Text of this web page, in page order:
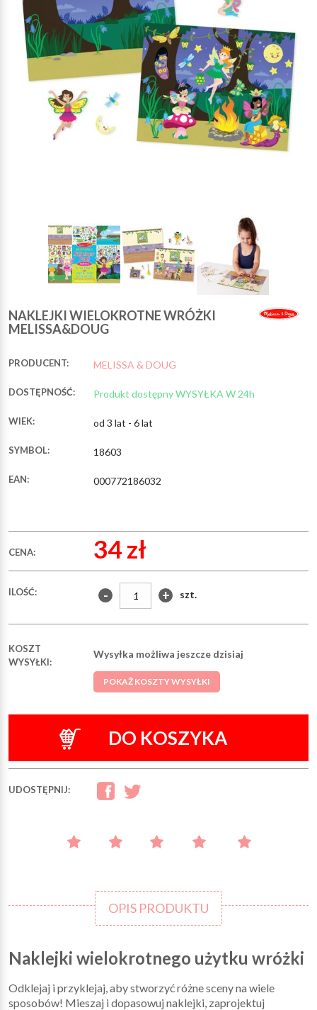
NAKLEJKI WIELOKROTNE WRÓŻKI
MELISSA&DOUG
PRODUCENT: MELISSA & DOUG
DOSTĘPNOŚĆ: Produkt dostępny WYSYŁKA W 24h
WIEK: od 3 lat - 6 lat
SYMBOL: 18603
EAN: 000772186032
CENA: 34 zł
ILOŚĆ: - + szt.
KOSZT
WYSYŁKI:
Wysyłka możliwa jeszcze dzisiaj
POKAŻ KOSZTY WYSYŁKI
DO KOSZYKA
UDOSTĘPNIJ:
OPIS PRODUKTU
Naklejki wielokrotnego użytku wróżki
Odklejaj i przyklejaj, aby stworzyć różne sceny na wiele
sposobów! Mieszaj i dopasowuj naklejki, zaprojektuj